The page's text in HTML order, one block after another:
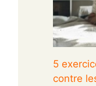
5
contre